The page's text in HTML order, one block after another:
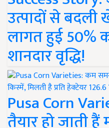
उत्पादों से बदली
लागत हुई 50%
शानदार वृद्धि!
Pusa Corn
तैयार हो जाती